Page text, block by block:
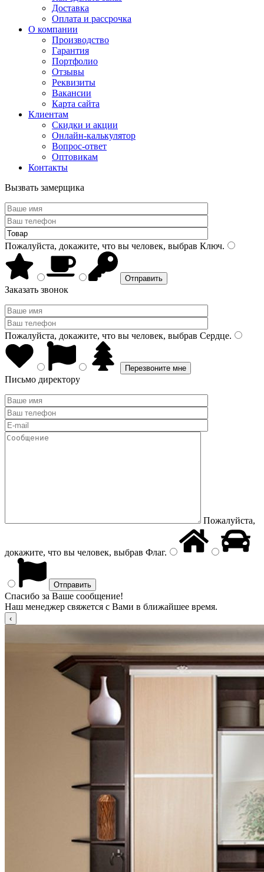
Доставка
Оплата и рассрочка
О компании
Производство
Гарантия
Портфолио
Отзывы
Реквизиты
Вакансии
Карта сайта
Клиентам
Скидки и акции
Онлайн-калькулятор
Вопрос-ответ
Оптовикам
Контакты
Вызвать замерщика
Пожалуйста, докажите, что вы человек, выбрав Ключ.
Заказать звонок
Пожалуйста, докажите, что вы человек, выбрав Сердце.
Письмо директору
Пожалуйста,
докажите, что вы человек, выбрав Флаг.
Спасибо за Ваше сообщение!
Наш менеджер свяжется с Вами в ближайшее время.